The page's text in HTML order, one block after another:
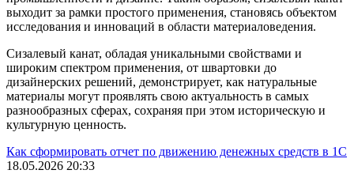
выходит за рамки простого применения, становясь объектом
исследования и инноваций в области материаловедения.
Сизалевый канат, обладая уникальными свойствами и
широким спектром применения, от швартовки до
дизайнерских решений, демонстрирует, как натуральные
материалы могут проявлять свою актуальность в самых
разнообразных сферах, сохраняя при этом историческую и
культурную ценность.
Как сформировать отчет по движению денежных средств в 1С
18.05.2026 20:33